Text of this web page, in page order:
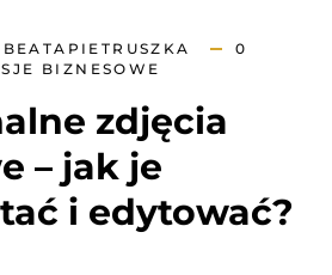
BEATAPIETRUSZKA
0
BIZNESOWE
zdjęcia
– jak je
i edytować?